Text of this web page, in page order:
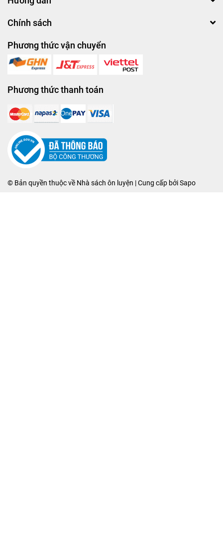
Chính sách
Phương thức vận chuyển
Phương thức thanh toán
© Bản quyền thuộc về Nhà sách ôn luyện | Cung cấp bởiSapo